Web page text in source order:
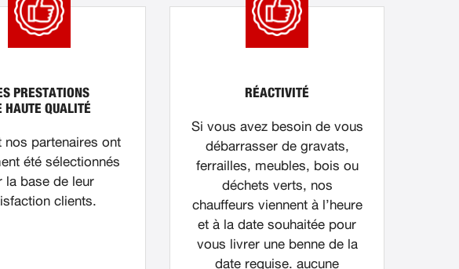
PRESTATIONS
HAUTE QUALITÉ
nos partenaires ont
été sélectionnés
la base de leur
clients.
RÉACTIVITÉ
Si vous avez besoin de vous
débarrasser de gravats,
ferrailles, meubles, bois ou
déchets verts, nos
chauffeurs viennent à l’heure
et à la date souhaitée pour
vous livrer une benne de la
date requise. aucune